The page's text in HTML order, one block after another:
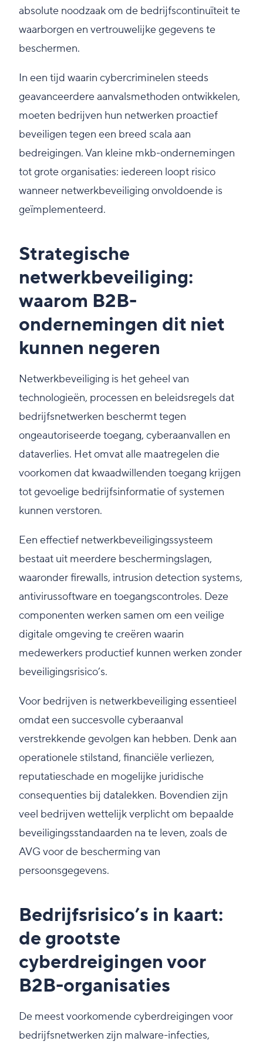
absolute noodzaak om de bedrijfscontinuïteit te
waarborgen en vertrouwelijke gegevens te
beschermen.
In een tijd waarin cybercriminelen steeds
geavanceerdere aanvalsmethoden ontwikkelen,
moeten bedrijven hun netwerken proactief
beveiligen tegen een breed scala aan
bedreigingen. Van kleine mkb-ondernemingen
tot grote organisaties: iedereen loopt risico
wanneer netwerkbeveiliging onvoldoende is
geïmplementeerd.
Strategische
netwerkbeveiliging:
waarom B2B-
ondernemingen dit niet
kunnen negeren
Netwerkbeveiliging is het geheel van
technologieën, processen en beleidsregels dat
bedrijfsnetwerken beschermt tegen
ongeautoriseerde toegang, cyberaanvallen en
dataverlies. Het omvat alle maatregelen die
voorkomen dat kwaadwillenden toegang krijgen
tot gevoelige bedrijfsinformatie of systemen
kunnen verstoren.
Een effectief netwerkbeveiligingssysteem
bestaat uit meerdere beschermingslagen,
waaronder firewalls, intrusion detection systems,
antivirussoftware en toegangscontroles. Deze
componenten werken samen om een veilige
digitale omgeving te creëren waarin
medewerkers productief kunnen werken zonder
beveiligingsrisico’s.
Voor bedrijven is netwerkbeveiliging essentieel
omdat een succesvolle cyberaanval
verstrekkende gevolgen kan hebben. Denk aan
operationele stilstand, financiële verliezen,
reputatieschade en mogelijke juridische
consequenties bij datalekken. Bovendien zijn
veel bedrijven wettelijk verplicht om bepaalde
beveiligingsstandaarden na te leven, zoals de
AVG voor de bescherming van
persoonsgegevens.
Bedrijfsrisico’s in kaart:
de grootste
cyberdreigingen voor
B2B-organisaties
De meest voorkomende cyberdreigingen voor
bedrijfsnetwerken zijn malware-infecties,